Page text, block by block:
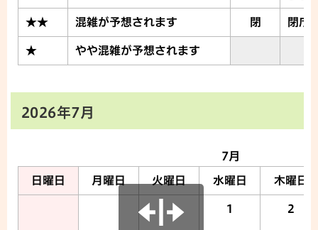
★★ 混雑が予想されます 閉 閉庁
★ やや混雑が予想されます
2026年7月
7月
日曜日 月曜日 火曜日 水曜日 木曜日
1 2